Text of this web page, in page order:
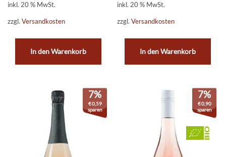
inkl. 20 % MwSt.
zzgl. Versandkosten
In den Warenkorb
inkl. 20 % MwSt.
zzgl.Versandkosten
In den Warenkorb
7%
€0,59
sparen
7%
€0,90
sparen